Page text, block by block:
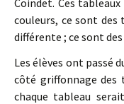
Coindet. Ces
couleurs, ce sont
différente ; ce sont
Les élèves ont passé
côté griffonnage des
chaque tableau